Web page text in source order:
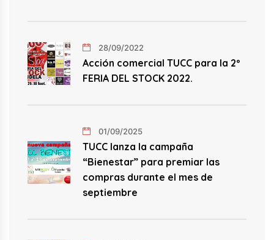
28/09/2022
Acción comercial TUCC para la 2º
FERIA DEL STOCK 2022.
01/09/2025
TUCC lanza la campaña
“Bienestar” para premiar las
compras durante el mes de
septiembre